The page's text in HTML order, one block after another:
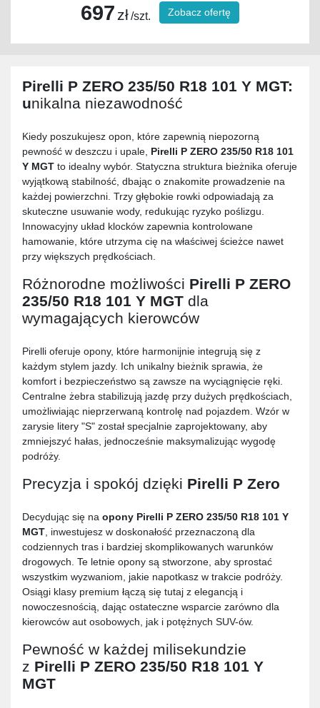
697 zł/szt. Zobacz ofertę
Pirelli P ZERO 235/50 R18 101 Y MGT:
unikalna niezawodność
Kiedy poszukujesz opon, które zapewnią niepozorną
pewność w deszczu i upale, Pirelli P ZERO 235/50 R18 101
Y MGT to idealny wybór. Statyczna struktura bieżnika oferuje
wyjątkową stabilność, dbając o znakomite prowadzenie na
każdej powierzchni. Trzy głębokie rowki odpowiadają za
skuteczne usuwanie wody, redukując ryzyko poślizgu.
Innowacyjny układ klocków zapewnia kontrolowane
hamowanie, które utrzyma cię na właściwej ścieżce nawet
przy większych prędkościach.
Różnorodne możliwości Pirelli P ZERO
235/50 R18 101 Y MGT dla
wymagających kierowców
Pirelli oferuje opony, które harmonijnie integrują się z
każdym stylem jazdy. Ich unikalny bieżnik sprawia, że
komfort i bezpieczeństwo są zawsze na wyciągnięcie ręki.
Centralne żebra stabilizują jazdę przy dużych prędkościach,
umożliwiając nieprzerwaną kontrolę nad pojazdem. Wzór w
zarysie litery "S" został specjalnie zaprojektowany, aby
zmniejszyć hałas, jednocześnie maksymalizując wygodę
podróży.
Precyzja i spokój dzięki Pirelli P Zero
Decydując się na opony Pirelli P ZERO 235/50 R18 101 Y
MGT , inwestujesz w doskonałość przeznaczoną dla
codziennych tras i bardziej skomplikowanych warunków
drogowych. Te letnie opony są stworzone, aby sprostać
wszystkim wyzwaniom, jakie napotkasz w trakcie podróży.
Osiągi klasy premium łączą się tutaj z elegancją i
nowoczesnością, dając ostateczne wsparcie zarówno dla
kierowców aut osobowych, jak i potężnych SUV-ów.
Pewność w każdej milisekundzie
z Pirelli P ZERO 235/50 R18 101 Y
MGT